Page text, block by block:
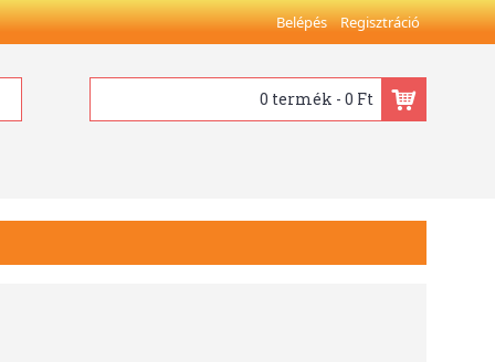
Belépés Regisztráció
0 termék - 0 Ft